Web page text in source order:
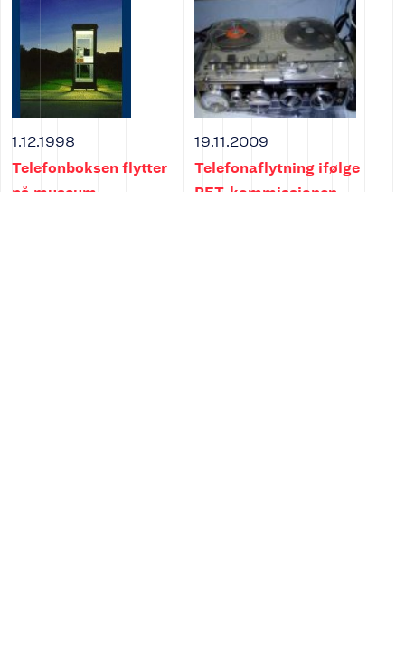
1.12.1998
Telefonboksen flytter
på museum
19.11.2009
Telefonaflytning ifølge
PET-kommissionen